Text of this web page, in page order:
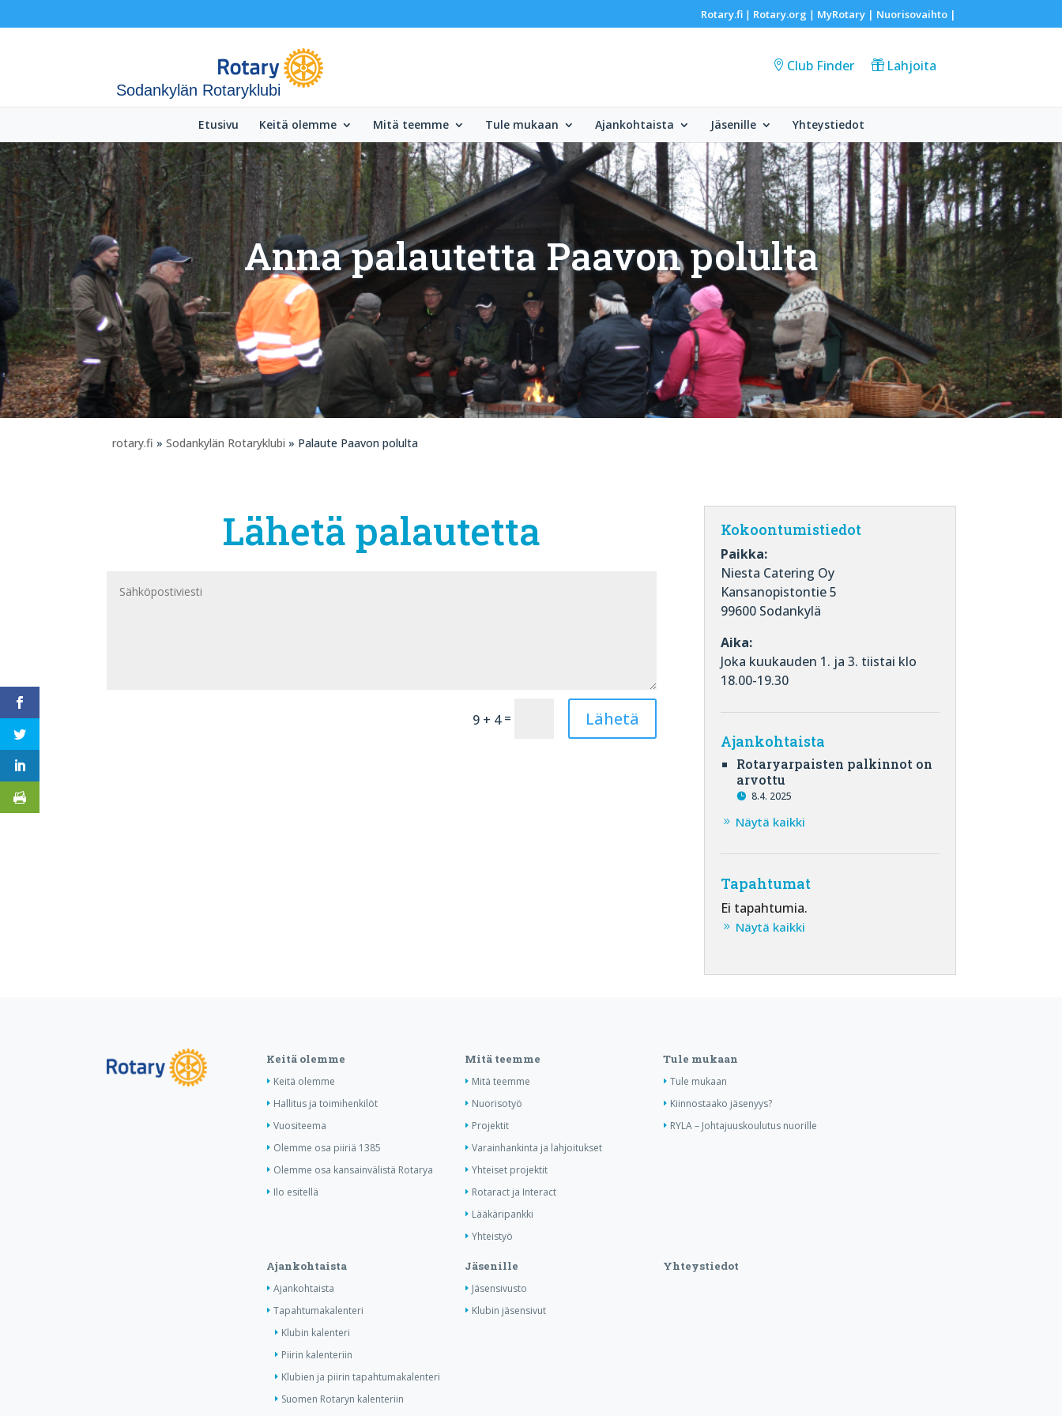
Rotary.fi| Rotary.org | MyRotary | Nuorisovaihto|
Sodankylän Rotaryklubi
Club Finder Lahjoita
Etusivu Keitä olemme Mitä teemme Tule mukaan Ajankohtaista Jäsenille Yhteystiedot
Anna palautetta Paavon polulta
rotary.fi » Sodankylän Rotaryklubi » Palaute Paavon polulta
Lähetä palautetta
9 + 4= Lähetä
Kokoontumistiedot
Paikka:
Niesta Catering Oy
Kansanopistontie 5
99600 Sodankylä
Aika:
Joka kuukauden 1. ja 3. tiistai klo
18.00-19.30
Ajankohtaista
Rotaryarpaisten palkinnot on
arvottu
8.4. 2025
Näytä kaikki
Tapahtumat
Ei tapahtumia.
Näytä kaikki
Keitä olemme
Keitä olemme
Hallitus ja toimihenkilöt
Vuositeema
Olemme osa piiriä 1385
Olemme osa kansainvälistä Rotarya
Ilo esitellä
Mitä teemme
Mitä teemme
Nuorisotyö
Projektit
Varainhankinta ja lahjoitukset
Yhteiset projektit
Rotaract ja Interact
Lääkäripankki
Yhteistyö
Tule mukaan
Tule mukaan
Kiinnostaako jäsenyys?
RYLA – Johtajuuskoulutus nuorille
Ajankohtaista
Ajankohtaista
Tapahtumakalenteri
Klubin kalenteri
Piirin kalenteriin
Klubien ja piirin tapahtumakalenteri
Suomen Rotaryn kalenteriin
Jäsenille
Jäsensivusto
Klubin jäsensivut
Yhteystiedot